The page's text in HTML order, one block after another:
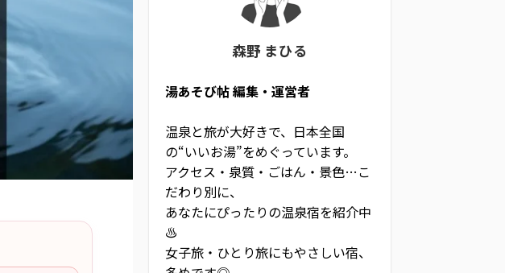
森野 まひる
湯あそび帖 編集・運営者
温泉と旅が大好きで、日本全国
の“いいお湯”をめぐっています。
アクセス・泉質・ごはん・景色…こ
だわり別に、
あなたにぴったりの温泉宿を紹介中
♨
女子旅・ひとり旅にもやさしい宿、